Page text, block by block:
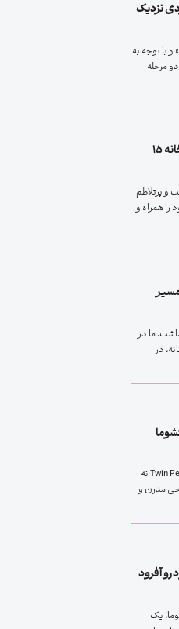
۱۵ میلیاردی نزدیک
خانه‌ی ۱۵ میلیاردی» و با توجه به
مرحله
زمان برگزاری قرعه‌کشی کمپین خانه ۱۵
و پرتلاطم
را همراه و
ما در
در
"کنـار هم، کامـل‌تریم" یخچال فریزر دوقلو پاکشوما، سری Twin Peaks نه
مدرن و
آفرود
یک